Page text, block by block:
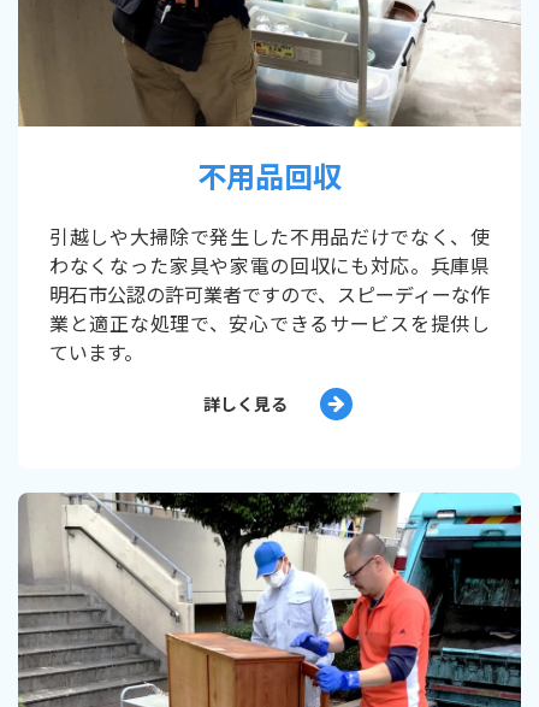
不用品回収
引越しや大掃除で発生した不用品だけでなく、使
わなくなった家具や家電の回収にも対応。兵庫県
明石市公認の許可業者ですので、スピーディーな作
業と適正な処理で、安心できるサービスを提供し
ています。
詳しく見る